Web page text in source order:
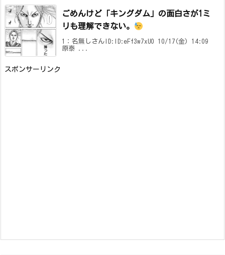
ごめんけど「キングダム」の面白さが1ミ
リも理解できない。
1：名無しさんID:ID:eFf3w7xU0 10/17(金) 14:09
原泰 ...
スポンサーリンク